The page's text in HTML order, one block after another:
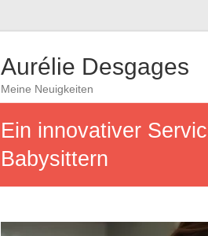
Aurélie Desgages
Meine Neuigkeiten
Ein innovativer
Babysittern